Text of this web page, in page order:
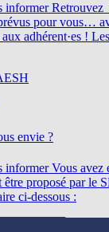
informer Retrouvez
pour vous…
adhérent·es !
envie ?
Vous avez
proposé par le
ci-dessous :